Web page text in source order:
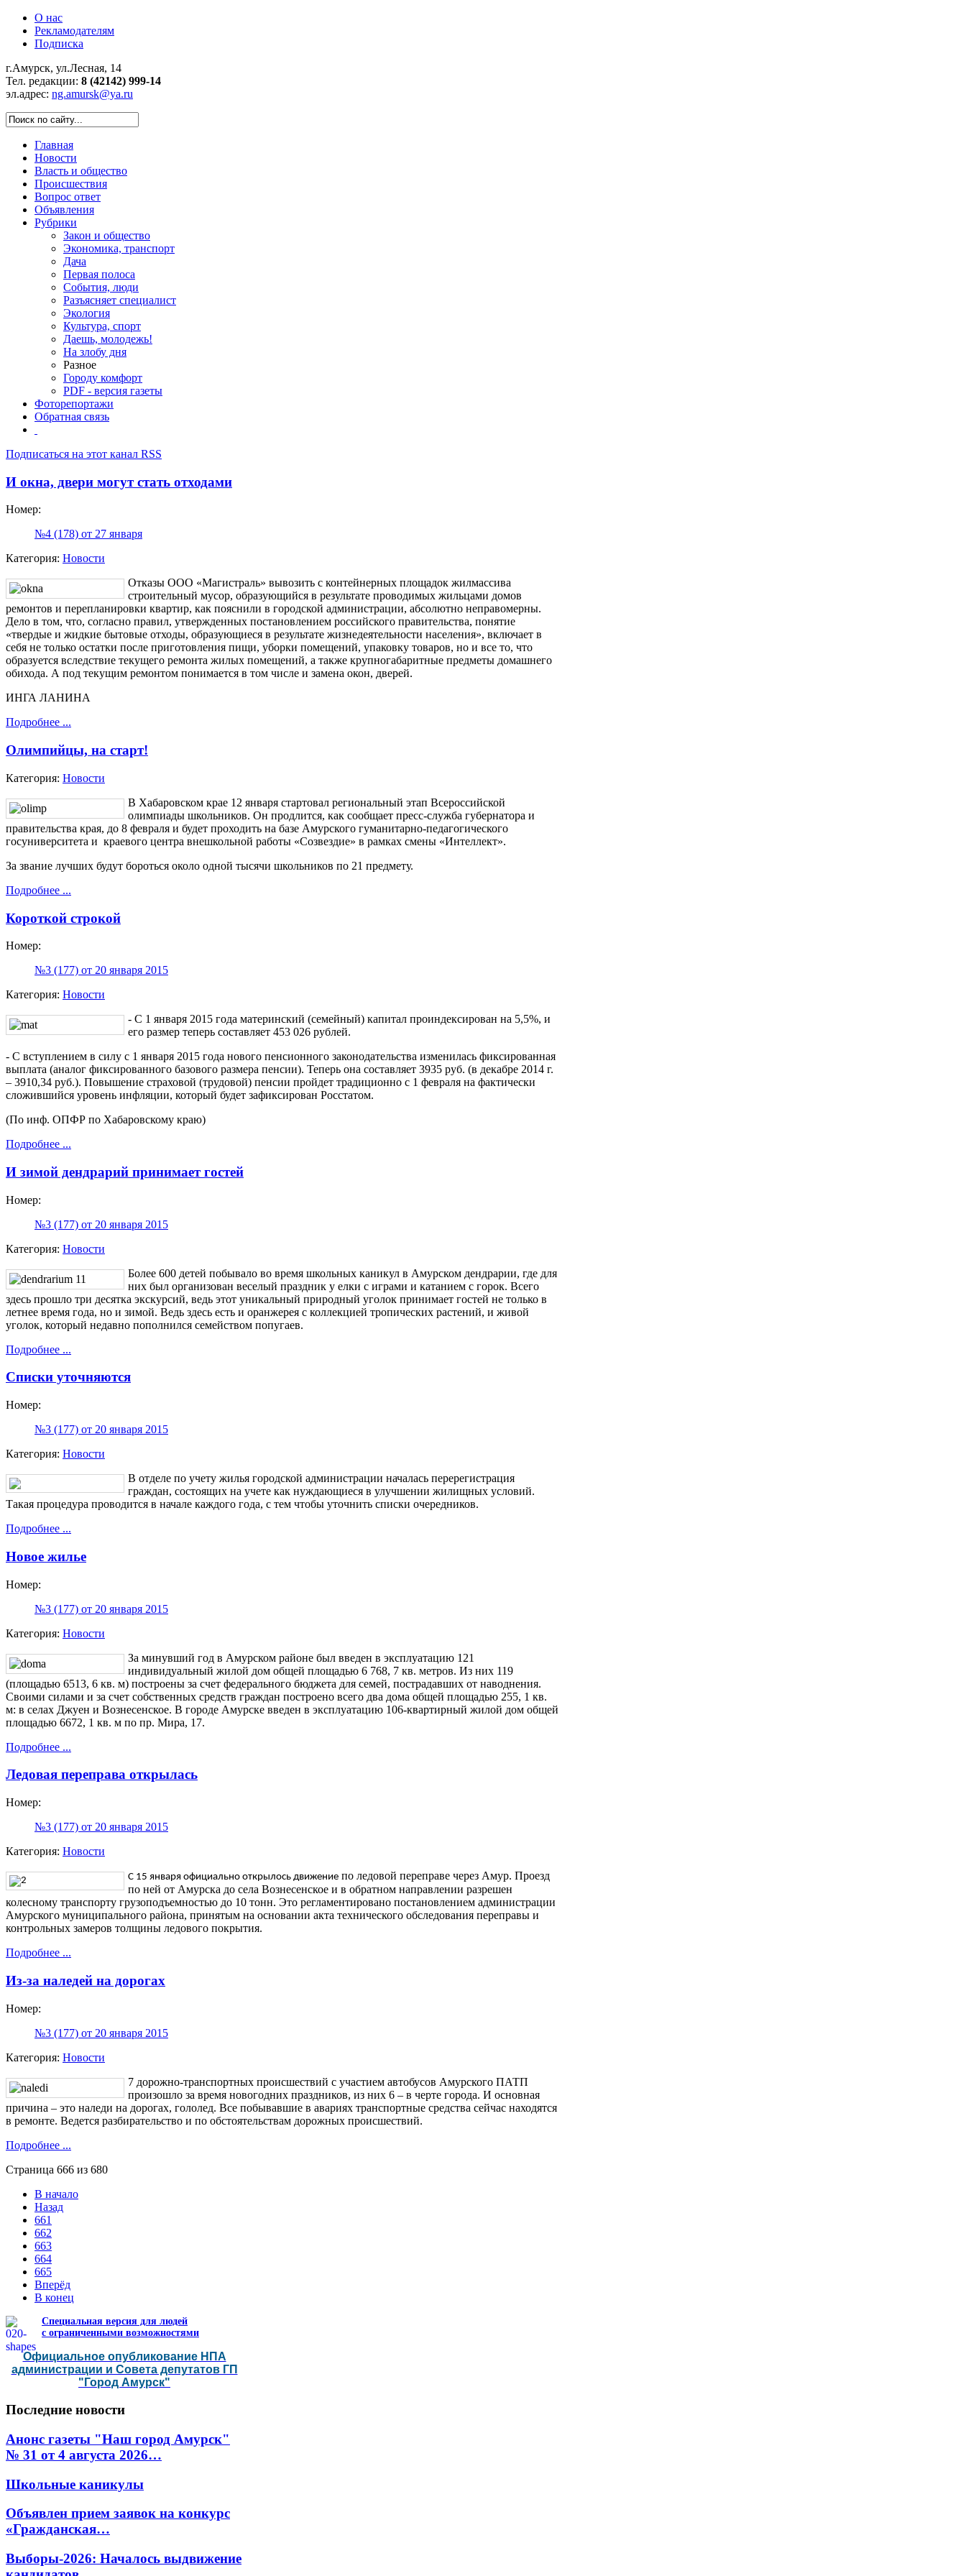
О нас
Рекламодателям
Подписка
г.Амурск, ул.Лесная, 14
Тел. редакции: 8 (42142) 999-14
эл.адрес: ng.amursk@ya.ru
Главная
Новости
Власть и общество
Происшествия
Вопрос ответ
Объявления
Рубрики
Закон и общество
Экономика, транспорт
Дача
Первая полоса
События, люди
Разъясняет специалист
Экология
Культура, спорт
Даешь, молодежь!
На злобу дня
Разное
Городу комфорт
PDF - версия газеты
Фоторепортажи
Обратная связь
Подписаться на этот канал RSS
И окна, двери могут стать отходами
Номер:
№4 (178) от 27 января
Категория: Новости
Отказы ООО «Магистраль» вывозить с контейнерных площадок жилмассива
строительный мусор, образующийся в результате проводимых жильцами домов
ремонтов и перепланировки квартир, как пояснили в городской администрации, абсолютно неправомерны.
Дело в том, что, согласно правил, утвержденных постановлением российского правительства, понятие
«твердые и жидкие бытовые отходы, образующиеся в результате жизнедеятельности населения», включает в
себя не только остатки после приготовления пищи, уборки помещений, упаковку товаров, но и все то, что
образуется вследствие текущего ремонта жилых помещений, а также крупногабаритные предметы домашнего
обихода. А под текущим ремонтом понимается в том числе и замена окон, дверей.
ИНГА ЛАНИНА
Подробнее ...
Олимпийцы, на старт!
Категория: Новости
В Хабаровском крае 12 января стартовал региональный этап Всероссийской
олимпиады школьников. Он продлится, как сообщает пресс-служба губернатора и
правительства края, до 8 февраля и будет проходить на базе Амурского гуманитарно-педагогического
госуниверситета и краевого центра внешкольной работы «Созвездие» в рамках смены «Интеллект».
За звание лучших будут бороться около одной тысячи школьников по 21 предмету.
Подробнее ...
Короткой строкой
Номер:
№3 (177) от 20 января 2015
Категория: Новости
- С 1 января 2015 года материнский (семейный) капитал проиндексирован на 5,5%, и
его размер теперь составляет 453 026 рублей.
- С вступлением в силу с 1 января 2015 года нового пенсионного законодательства изменилась фиксированная
выплата (аналог фиксированного базового размера пенсии). Теперь она составляет 3935 руб. (в декабре 2014 г.
– 3910,34 руб.). Повышение страховой (трудовой) пенсии пройдет традиционно с 1 февраля на фактически
сложившийся уровень инфляции, который будет зафиксирован Росстатом.
(По инф. ОПФР по Хабаровскому краю)
Подробнее ...
И зимой дендрарий принимает гостей
Номер:
№3 (177) от 20 января 2015
Категория: Новости
Более 600 детей побывало во время школьных каникул в Амурском дендрарии, где для
них был организован веселый праздник у елки с играми и катанием с горок. Всего
здесь прошло три десятка экскурсий, ведь этот уникальный природный уголок принимает гостей не только в
летнее время года, но и зимой. Ведь здесь есть и оранжерея с коллекцией тропических растений, и живой
уголок, который недавно пополнился семейством попугаев.
Подробнее ...
Списки уточняются
Номер:
№3 (177) от 20 января 2015
Категория: Новости
В отделе по учету жилья городской администрации началась перерегистрация
граждан, состоящих на учете как нуждающиеся в улучшении жилищных условий.
Такая процедура проводится в начале каждого года, с тем чтобы уточнить списки очередников.
Подробнее ...
Новое жилье
Номер:
№3 (177) от 20 января 2015
Категория: Новости
За минувший год в Амурском районе был введен в эксплуатацию 121
индивидуальный жилой дом общей площадью 6 768, 7 кв. метров. Из них 119
(площадью 6513, 6 кв. м) построены за счет федерального бюджета для семей, пострадавших от наводнения.
Своими силами и за счет собственных средств граждан построено всего два дома общей площадью 255, 1 кв.
м: в селах Джуен и Вознесенское. В городе Амурске введен в эксплуатацию 106-квартирный жилой дом общей
площадью 6672, 1 кв. м по пр. Мира, 17.
Подробнее ...
Ледовая переправа открылась
Номер:
№3 (177) от 20 января 2015
Категория: Новости
С 15 января официально открылось движение по ледовой переправе через Амур. Проезд
по ней от Амурска до села Вознесенское и в обратном направлении разрешен
колесному транспорту грузоподъемностью до 10 тонн. Это регламентировано постановлением администрации
Амурского муниципального района, принятым на основании акта технического обследования переправы и
контрольных замеров толщины ледового покрытия.
Подробнее ...
Из-за наледей на дорогах
Номер:
№3 (177) от 20 января 2015
Категория: Новости
7 дорожно-транспортных происшествий с участием автобусов Амурского ПАТП
произошло за время новогодних праздников, из них 6 – в черте города. И основная
причина – это наледи на дорогах, гололед. Все побывавшие в авариях транспортные средства сейчас находятся
в ремонте. Ведется разбирательство и по обстоятельствам дорожных происшествий.
Подробнее ...
Страница 666 из 680
В начало
Назад
661
662
663
664
665
Вперёд
В конец
Специальная версия для людей
с ограниченными возможностями
Официальное опубликование НПА
администрации и Совета депутатов ГП
"Город Амурск"
Последние новости
Анонс газеты "Наш город Амурск"
№ 31 от 4 августа 2026…
Школьные каникулы
Объявлен прием заявок на конкурс
«Гражданская…
Выборы-2026: Началось выдвижение